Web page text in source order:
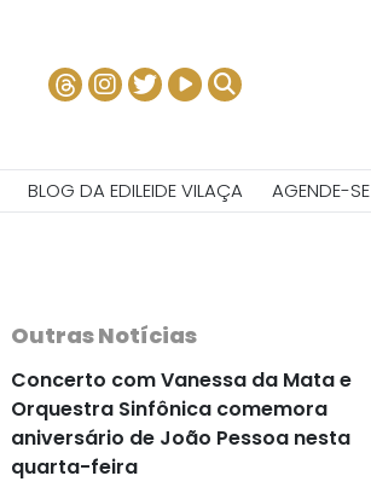
BLOG DA EDILEIDE VILAÇA AGENDE-SE
Outras Notícias
Concerto com Vanessa da Mata e
Orquestra Sinfônica comemora
aniversário de João Pessoa nesta
quarta-feira